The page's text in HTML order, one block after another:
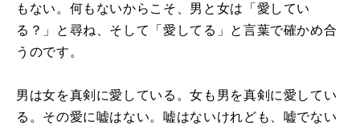
もない。何もないからこそ、男と女は「愛してい
る？」と尋ね、そして「愛してる」と言葉で確かめ合
うのです。
男は女を真剣に愛している。女も男を真剣に愛してい
る。その愛に嘘はない。嘘はないけれども、嘘でない